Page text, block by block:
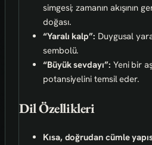
simgesi; zamanın akışının
doğası.
“Yaralı kalp”: Duygusal
sembolü.
“Büyük sevdayı”: Yeni bir
potansiyelini temsil eder.
Dil Özellikleri
Kısa, doğrudan cümle